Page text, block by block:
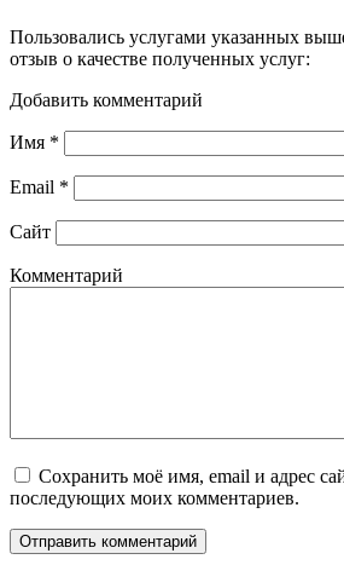
Пользовались услугами указанных
отзыв о качестве полученных услуг:
Добавить комментарий
Имя *
Email *
Сайт
Комментарий
Сохранить моё имя, email и адрес
последующих моих комментариев.